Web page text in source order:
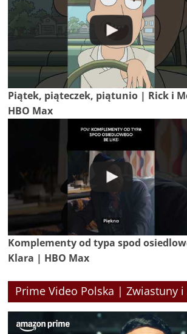
Piątek, piąteczek, piątunio | Rick i
HBO Max
Komplementy od typa spod
Klara | HBO Max
Prime Video Polska | Zwiastuny i